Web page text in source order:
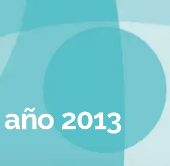
2013